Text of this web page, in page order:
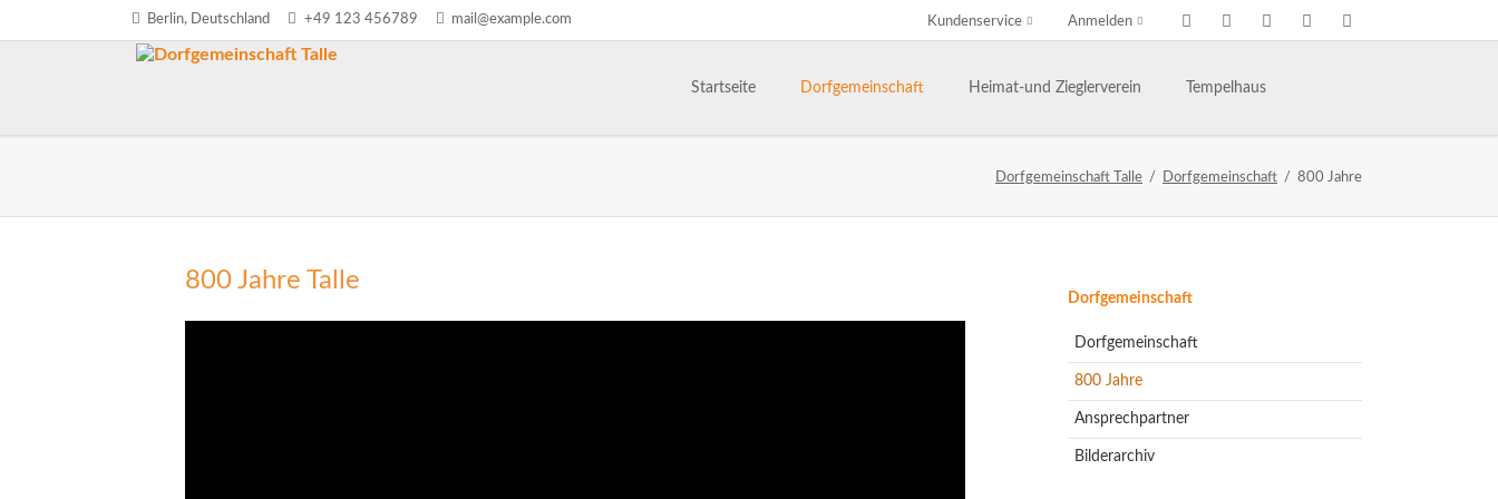
Berlin, Deutschland +49 123 456789 mail@example.com Anmelden
Kundenservice
Startseite Dorfgemeinschaft Heimat-und Zieglerverein
Märchenhaftes Talle
Tempelhaus
Haus- und Benutzerordnung
Dorfgemeinschaft Talle Dorfgemeinschaft 800 Jahre
800 Jahre Talle
Navigation
Dorfgemeinschaft
Dorfgemeinschaft
800 Jahre
Ansprechpartner
Bilderarchiv